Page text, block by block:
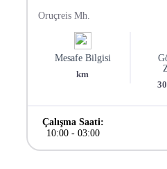
Oruçreis Mh.
Mesafe Bilgisi
km
30
Çalışma Saati:
10:00- 03:00